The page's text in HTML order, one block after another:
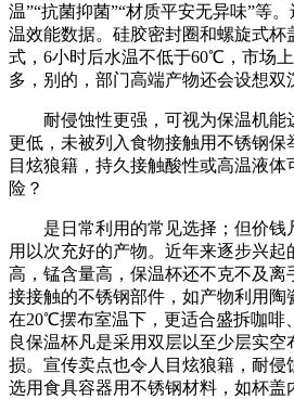
温”“抗菌抑菌”“材质平安无异味”等
温效能数据。硅胶密封圈和螺旋式杯
式，6小时后水温不低于60℃，市场
多，别的，部门高端产物还会设想双
耐侵蚀性更强，可视为保温机能
更低，未被列入食物接触用不锈钢保
目炫狼籍，持久接触酸性或高温液
险？
是日常利用的常见选择；但价钱
用以次充好的产物。近年来逐步兴
高，锰含量高，保温杯还不克不及离
接接触的不锈钢部件，如产物利用陶
在20℃摆布室温下，更适合盛拆咖啡
良保温杯凡是采用双层以至少层实空
损。宣传卖点也令人目炫狼籍，耐侵
选用食具容器用不锈钢材料，如杯盖